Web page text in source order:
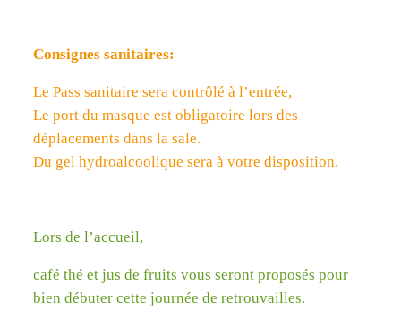
Consignes sanitaires:
Le Pass sanitaire sera contrôlé à l’entrée,
Le port du masque est obligatoire lors des
déplacements dans la sale.
Du gel hydroalcoolique sera à votre disposition.
Lors de l’accueil,
café thé et jus de fruits vous seront proposés pour
bien débuter cette journée de retrouvailles.